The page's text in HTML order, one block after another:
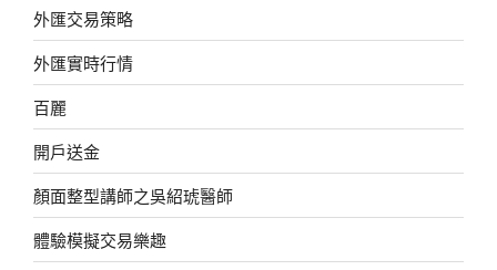
外匯交易策略
外匯實時行情
百麗
開戶送金
顏面整型講師之吳紹琥醫師
體驗模擬交易樂趣